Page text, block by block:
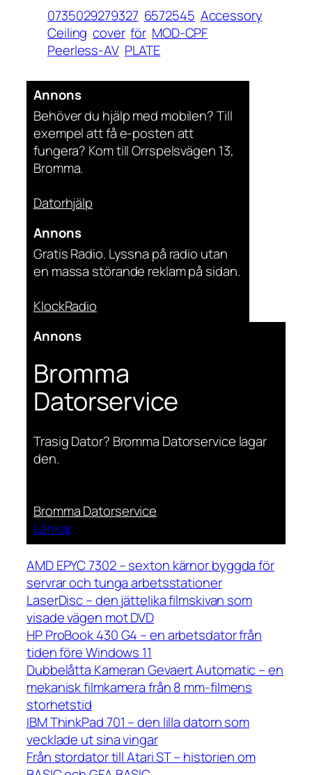
0735029279327 6572545 Accessory
Ceiling cover för MOD-CPF
Peerless-AV PLATE
Annons
Behöver du hjälp med mobilen? Till
exempel att få e-posten att
fungera? Kom till Orrspelsvägen 13,
Bromma.
Datorhjälp
Annons
Gratis Radio. Lyssna på radio utan
en massa störande reklam på sidan.
KlockRadio
Annons
Bromma
Datorservice
Trasig Dator? Bromma Datorservice lagar
den.
Bromma Datorservice
Länkar
AMD EPYC 7302 – sexton kärnor byggda för
servrar och tunga arbetsstationer
LaserDisc – den jättelika filmskivan som
visade vägen mot DVD
HP ProBook 430 G4 – en arbetsdator från
tiden före Windows 11
Dubbelåtta Kameran Gevaert Automatic – en
mekanisk filmkamera från 8 mm-filmens
storhetstid
IBM ThinkPad 701 – den lilla datorn som
vecklade ut sina vingar
Från stordator till Atari ST – historien om